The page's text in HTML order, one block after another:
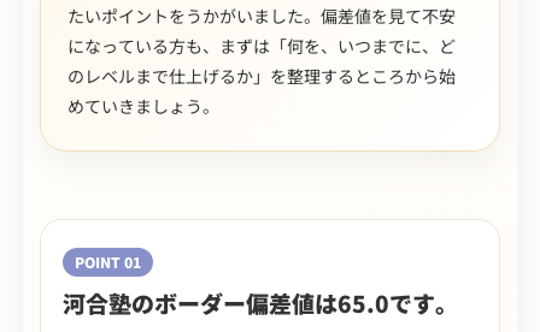
たいポイントをうかがいました。偏差値を見て不安
になっている方も、まずは「何を、いつまでに、ど
のレベルまで仕上げるか」を整理するところから始
めていきましょう。
POINT 01
河合塾のボーダー偏差値は65.0です。